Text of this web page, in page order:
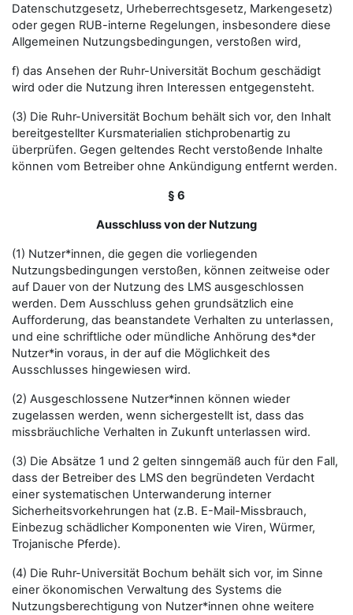
Datenschutzgesetz, Urheberrechtsgesetz, Markengesetz)
oder gegen RUB-interne Regelungen, insbesondere diese
Allgemeinen Nutzungsbedingungen, verstoßen wird,
f) das Ansehen der Ruhr-Universität Bochum geschädigt
wird oder die Nutzung ihren Interessen entgegensteht.
(3) Die Ruhr-Universität Bochum behält sich vor, den Inhalt
bereitgestellter Kursmaterialien stichprobenartig zu
überprüfen. Gegen geltendes Recht verstoßende Inhalte
können vom Betreiber ohne Ankündigung entfernt werden.
§ 6
Ausschluss von der Nutzung
(1) Nutzer*innen, die gegen die vorliegenden
Nutzungsbedingungen verstoßen, können zeitweise oder
auf Dauer von der Nutzung des LMS ausgeschlossen
werden. Dem Ausschluss gehen grundsätzlich eine
Aufforderung, das beanstandete Verhalten zu unterlassen,
und eine schriftliche oder mündliche Anhörung des*der
Nutzer*in voraus, in der auf die Möglichkeit des
Ausschlusses hingewiesen wird.
(2) Ausgeschlossene Nutzer*innen können wieder
zugelassen werden, wenn sichergestellt ist, dass das
missbräuchliche Verhalten in Zukunft unterlassen wird.
(3) Die Absätze 1 und 2 gelten sinngemäß auch für den Fall,
dass der Betreiber des LMS den begründeten Verdacht
einer systematischen Unterwanderung interner
Sicherheitsvorkehrungen hat (z.B. E-Mail-Missbrauch,
Einbezug schädlicher Komponenten wie Viren, Würmer,
Trojanische Pferde).
(4) Die Ruhr-Universität Bochum behält sich vor, im Sinne
einer ökonomischen Verwaltung des Systems die
Nutzungsberechtigung von Nutzer*innen ohne weitere